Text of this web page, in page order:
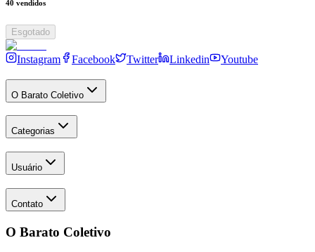
40 vendidos
Esgotado
Instagram Facebook Twitter Linkedin Youtube
O Barato Coletivo
Categorias
Usuário
Contato
O Barato Coletivo